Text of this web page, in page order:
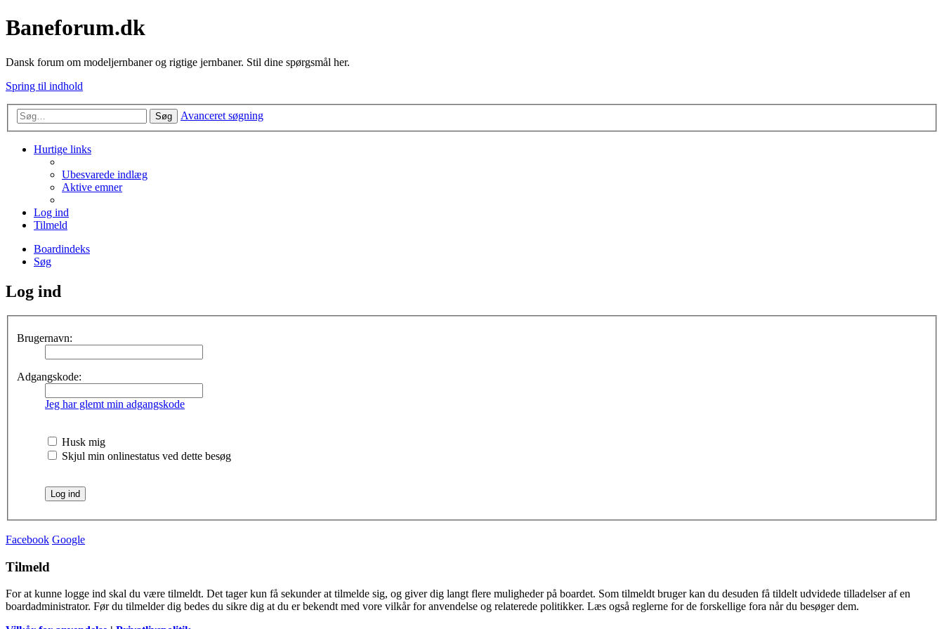
Baneforum.dk
Dansk forum om modeljernbaner og rigtige jernbaner. Stil dine spørgsmål her.
Spring til indhold
Søg Avanceret søgning
Hurtige links
Ubesvarede indlæg
Aktive emner
Log ind
Tilmeld
Boardindeks
Søg
Log ind
Brugernavn:
Adgangskode:
Jeg har glemt min adgangskode
Husk mig
Skjul min onlinestatus ved dette besøg
Facebook Google
Tilmeld
For at kunne logge ind skal du være tilmeldt. Det tager kun få sekunder at tilmelde sig, og giver dig langt flere muligheder på boardet. Som tilmeldt bruger kan du desuden få tildelt udvidede tilladelser af en
boardadministrator. Før du tilmelder dig bedes du sikre dig at du er bekendt med vore vilkår for anvendelse og relaterede politikker. Læs også reglerne for de forskellige fora når du besøger dem.